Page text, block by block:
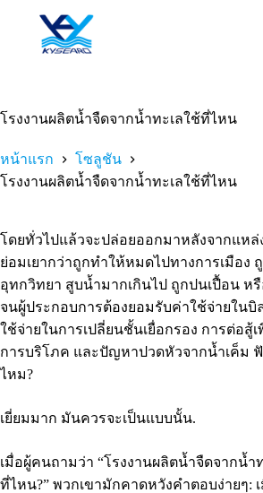
โรงงานผลิตน้ำจืดจากน้ำทะเลใช้ที่ไหน
หน้าแรก
โซลูชัน
โรงงานผลิตน้ำจืดจากน้ำทะเลใช้ที่ไหน
โดยทั่วไปแล้วจะปล่อยออกมาหลังจากแห
ย่อมเยากว่าถูกทำให้หมดไปทางการเมือง
อุทกวิทยา สูบน้ำมากเกินไป ถูกปนเปื้อน ห
จนผู้ประกอบการต้องยอมรับค่าใช้จ่ายในบิ
ใช้จ่ายในการเปลี่ยนชั้นเยื่อกรอง การต่อสู้
การบริโภค และปัญหาปวดหัวจากน้ำเค็ม ฟั
ไหม?
เยี่ยมมาก มันควรจะเป็นแบบนั้น.
เมื่อผู้คนถามว่า “โรงงานผลิตน้ำจืดจากน้ำ
ที่ไหน?” พวกเขามักคาดหวังคำตอบง่ายๆ: